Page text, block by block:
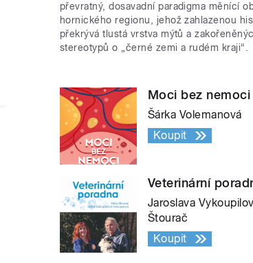
převratný, dosavadní paradigma měnící
hornického regionu, jehož zahlazenou
překrývá tlustá vrstva mýtů a
stereotypů o „černé zemi a rudém kraji“.
Moci bez nemoci
Šárka Volemanová
Koupit
Veterinární
Jaroslava
Štourač
Koupit